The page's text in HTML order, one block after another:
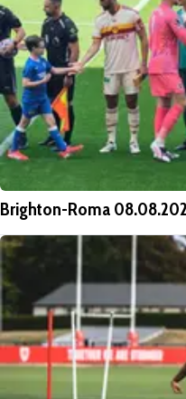
Brighton-Roma